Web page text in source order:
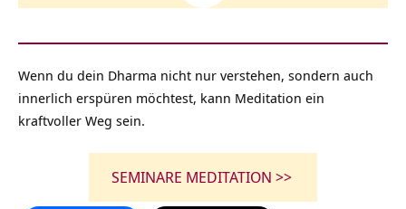
Wenn du dein Dharma nicht nur verstehen, sondern auch
innerlich erspüren möchtest, kann Meditation ein
kraftvoller Weg sein.
SEMINARE MEDITATION >>